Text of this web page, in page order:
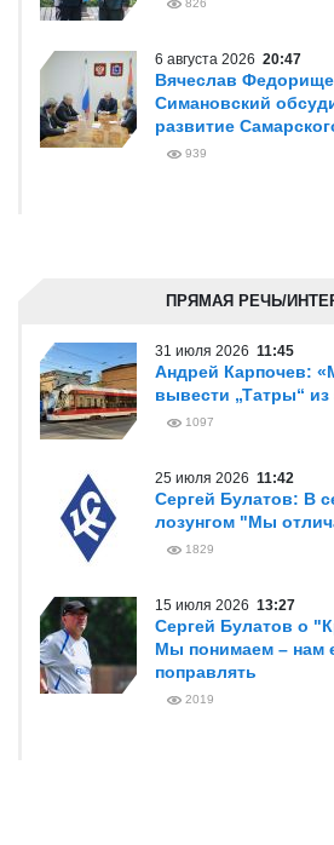
826
6 августа 2026 20:47
Вячеслав
Симановский
развитие
939
ПРЯМАЯ РЕЧЬ/
31 июля 2026 11:45
Андрей Карпочев:
вывести „Татры“ из
1097
25 июля 2026 11:42
Сергей Булатов: В
лозунгом "Мы
1829
15 июля 2026 13:27
Сергей Булатов о
Мы понимаем – нам
поправлять
2019